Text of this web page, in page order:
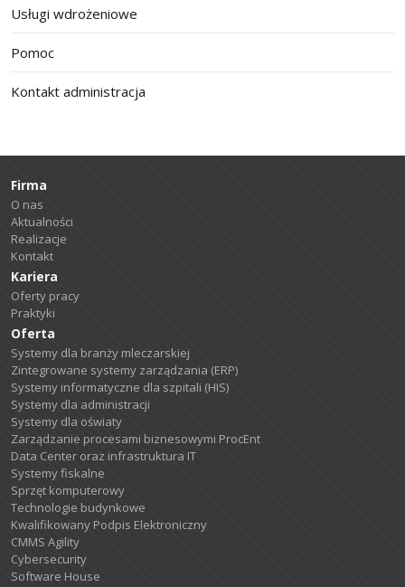
Usługi wdrożeniowe
Pomoc
Kontakt administracja
Firma
O nas
Aktualności
Realizacje
Kontakt
Kariera
Oferty pracy
Praktyki
Oferta
Systemy dla branży mleczarskiej
Zintegrowane systemy zarządzania (ERP)
Systemy informatyczne dla szpitali (HIS)
Systemy dla administracji
Systemy dla oświaty
Zarządzanie procesami biznesowymi ProcEnt
Data Center oraz infrastruktura IT
Systemy fiskalne
Sprzęt komputerowy
Technologie budynkowe
Kwalifikowany Podpis Elektroniczny
CMMS Agility
Cybersecurity
Software House